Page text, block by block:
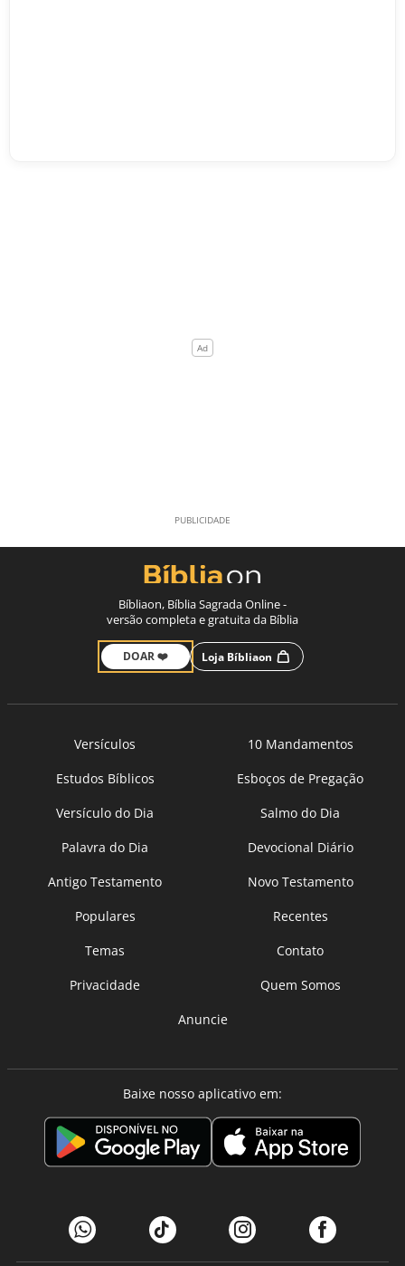
Bíbliaon, Bíblia Sagrada Online -
versão completa e gratuita da Bíblia
DOAR ❤️ Loja Bíbliaon
Versículos
10 Mandamentos
Estudos Bíblicos
Esboços de Pregação
Versículo do Dia
Salmo do Dia
Palavra do Dia
Devocional Diário
Antigo Testamento
Novo Testamento
Populares
Recentes
Temas
Contato
Privacidade
Quem Somos
Anuncie
Baixe nosso aplicativo em: